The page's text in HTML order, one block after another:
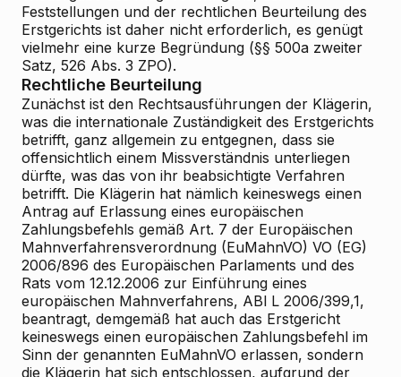
Feststellungen und der rechtlichen Beurteilung des
Erstgerichts ist daher nicht erforderlich, es genügt
vielmehr eine kurze Begründung (§§ 500a zweiter
Satz, 526 Abs. 3 ZPO).
Rechtliche Beurteilung
Zunächst ist den Rechtsausführungen der Klägerin,
was die internationale Zuständigkeit des Erstgerichts
betrifft, ganz allgemein zu entgegnen, dass sie
offensichtlich einem Missverständnis unterliegen
dürfte, was das von ihr beabsichtigte Verfahren
betrifft. Die Klägerin hat nämlich keineswegs einen
Antrag auf Erlassung eines europäischen
Zahlungsbefehls gemäß Art. 7 der Europäischen
Mahnverfahrensverordnung (EuMahnVO) VO (EG)
2006/896 des Europäischen Parlaments und des
Rats vom 12.12.2006 zur Einführung eines
europäischen Mahnverfahrens, ABl L 2006/399,1,
beantragt, demgemäß hat auch das Erstgericht
keineswegs einen europäischen Zahlungsbefehl im
Sinn der genannten EuMahnVO erlassen, sondern
die Klägerin hat sich entschlossen, aufgrund der